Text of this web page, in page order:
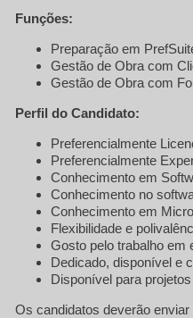
Funções:
Preparação em
Gestão de Obra com
Gestão de Obra com
Perfil do Candidato:
Preferencialmente
Preferencialmente
Conhecimento em
Conhecimento no
Conhecimento em
Flexibilidade e
Gosto pelo trabalho em
Dedicado, disponível e
Disponível para
Os candidatos deverão